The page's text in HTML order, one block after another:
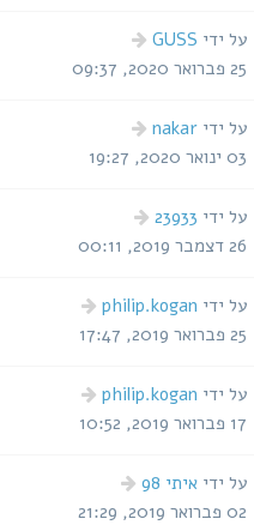
הודעה
אחרונה
על ידי GUSS
25 פברואר 2020, 09:37
הודעה
אחרונה
על ידיnakar
03 ינואר 2020, 19:27
הודעה
אחרונה
על ידי 23933
26 דצמבר 2019, 00:11
הודעה
אחרונה
על ידי philip.kogan
25 פברואר 2019, 17:47
הודעה
אחרונה
על ידי philip.kogan
17 פברואר 2019, 10:52
הודעה
אחרונה
על ידיאיתי 98
02 פברואר 2019, 21:29